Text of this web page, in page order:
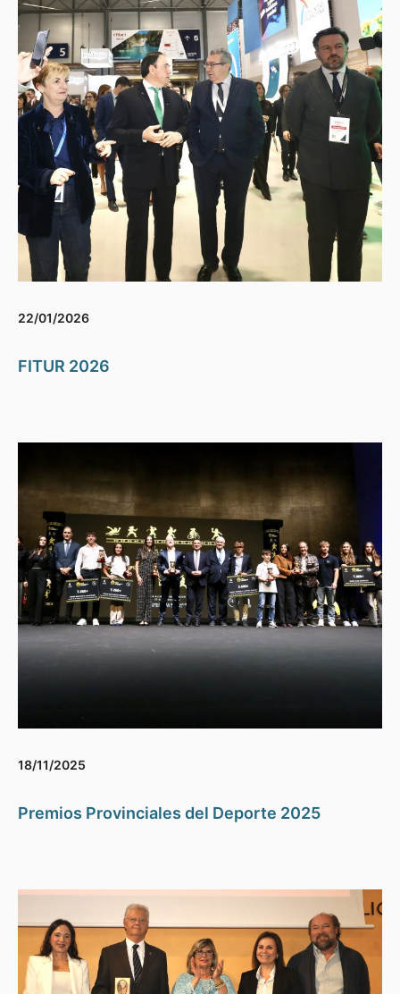
22/01/2026
FITUR 2026
18/11/2025
Premios Provinciales del Deporte 2025